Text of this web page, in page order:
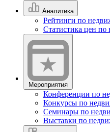
Аналитика
Рейтинги по
Статистика цен
Мероприятия
Конференции по
Конкурсы по
Семинары по
Выставки по